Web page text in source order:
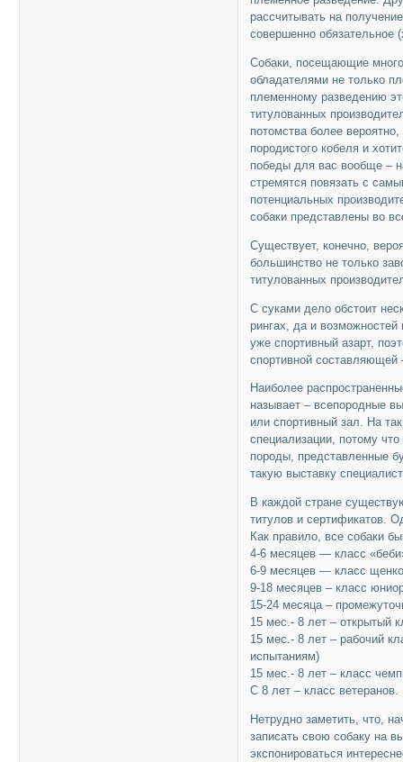
рассчитывать на
совершенно обязательное
Собаки, посещающие
обладателями не только
племенному разведению
титулованных
потомства более
породистого кобеля и
победы для вас вообще –
стремятся повязать с
потенциальных
собаки представлены во
Существует, конечно,
большинство не только
титулованных
С суками дело обстоит
рингах, да и
уже спортивный азарт,
спортивной
Наиболее
называет – всепородные
или спортивный зал. На
специализации, потому
породы, представленные
такую выставку
В каждой стране
титулов и сертификатов.
Как правило, все собаки
4-6 месяцев — класс
6-9 месяцев — класс
9-18 месяцев – класс
15-24 месяца –
15 мес.- 8 лет – открытый
15 мес.- 8 лет – рабочий
испытаниям)
15 мес.- 8 лет – класс
С 8 лет – класс ветеранов.
Нетрудно заметить, что,
записать свою собаку на
экспонироваться